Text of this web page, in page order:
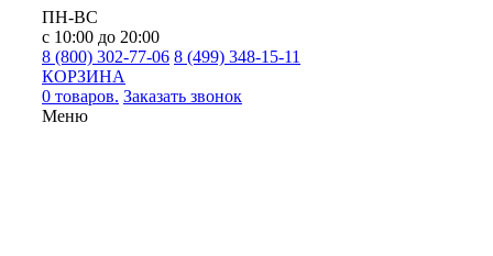
ПН-ВС
с 10:00 до 20:00
8 (800) 302-77-06 8 (499) 348-15-11
КОРЗИНА
0 товаров. Заказать звонок
Меню